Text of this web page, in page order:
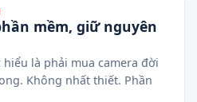
mềm, giữ nguyên
là phải mua camera đời
Không nhất thiết. Phần